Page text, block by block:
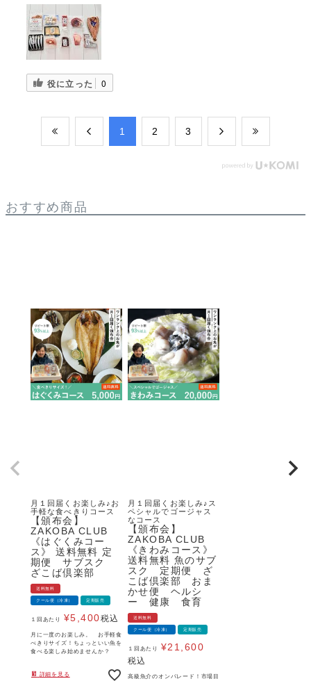
役に立った 0
​1 ​2 ​3
おすすめ商品
月１回届くお楽しみ♪お
手軽な食べきりコース
【頒布会】
ZAKOBA CLUB
《はぐくみコー
ス》 送料無料 定
期便 サブスク
ざこば倶楽部
送料無料
クール便（冷凍） 定期販売
１回あたり ¥5,400税込
月に一度のお楽しみ。 お手軽食
べきりサイズ！ちょっといい魚を
食べる楽しみ始めませんか？
詳細を見る
月１回届くお楽しみ♪ス
ペシャルでゴージャス
なコース
【頒布会】
ZAKOBA CLUB
《きわみコース》
送料無料 魚のサブ
スク 定期便 ざ
こば倶楽部 おま
かせ便 ヘルシ
ー 健康 食育
送料無料
クール便（冷凍） 定期販売
１回あたり ¥21,600
税込
高級魚介のオンパレード！市場目